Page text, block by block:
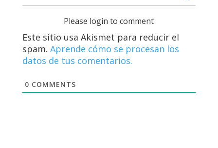
Please login to comment
Este sitio usa Akismet para reducir el
spam. Aprende cómo se procesan los
datos de tus comentarios.
0 COMMENTS